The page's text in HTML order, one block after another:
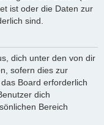
ist oder die Daten zur
sind.
dich unter den von dir
sofern dies zur
Board erforderlich
dich
Bereich